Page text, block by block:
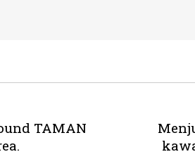
TAMAN
Next
post: